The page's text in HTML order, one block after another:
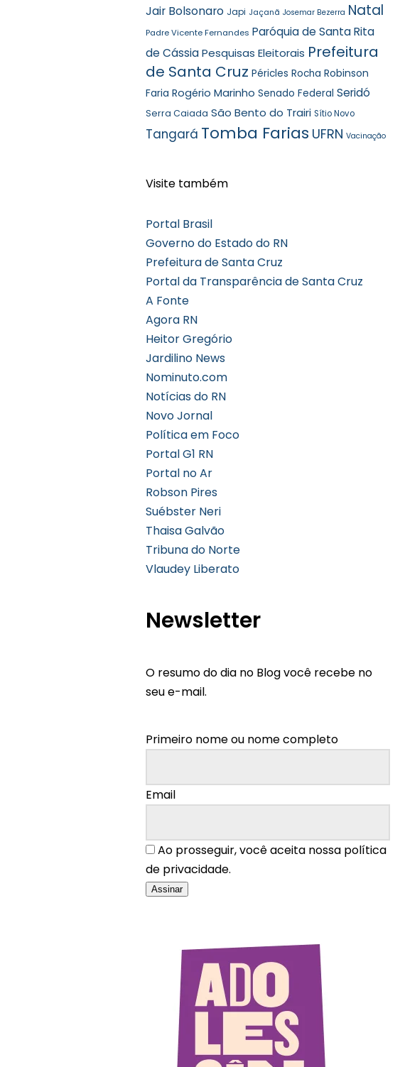
Jair Bolsonaro Japi Jaçanã Josemar Bezerra Natal
Padre Vicente Fernandes Paróquia de Santa Rita
de Cássia Pesquisas Eleitorais Prefeitura
de Santa Cruz Péricles Rocha Robinson
Faria Rogério Marinho Senado Federal Seridó
Serra Caiada São Bento do Trairi Sítio Novo
Tangará Tomba Farias UFRN Vacinação
Visite também
Portal Brasil
Governo do Estado do RN
Prefeitura de Santa Cruz
Portal da Transparência de Santa Cruz
A Fonte
Agora RN
Heitor Gregório
Jardilino News
Nominuto.com
Notícias do RN
Novo Jornal
Política em Foco
Portal G1 RN
Portal no Ar
Robson Pires
Suébster Neri
Thaisa Galvão
Tribuna do Norte
Vlaudey Liberato
Newsletter
O resumo do dia no Blog você recebe no
seu e-mail.
Primeiro nome ou nome completo
Email
Ao prosseguir, você aceita nossa política
de privacidade.